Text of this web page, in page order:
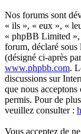
Nos forums sont
« ils », « eux », «
« phpBB Limited
forum, déclaré sous
(désigné ci-après
www.phpbb.com.
discussions sur
que nous
permis. Pour de
veuillez consulter :
Vous acceptez de